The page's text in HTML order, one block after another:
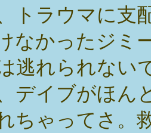
トラウマに支
なかったジミ
逃れられない
デイブがほん
ちゃってさ。